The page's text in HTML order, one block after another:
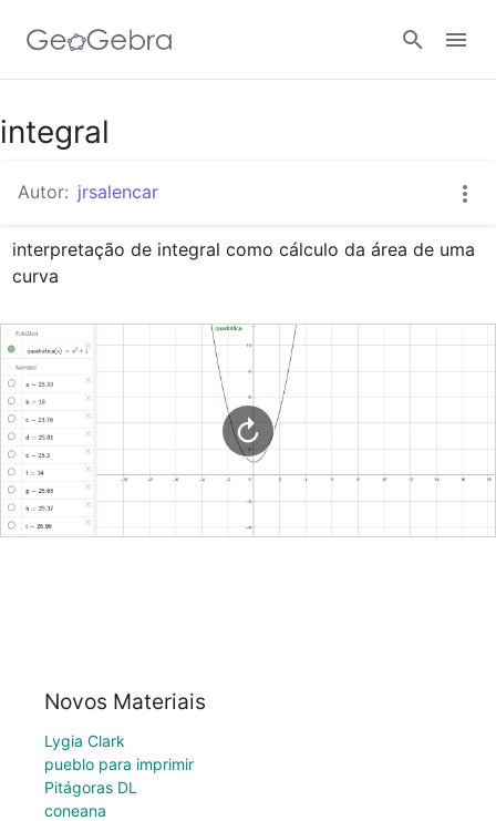
Google Classroom
Tarefa
integral
Autor: jrsalencar
interpretação de integral como cálculo da área de uma
curva
Novos Materiais
Lygia Clark
pueblo para imprimir
Pitágoras DL
coneana